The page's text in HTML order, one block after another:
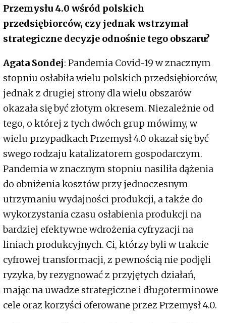
Przemysłu 4.0 wśród polskich
przedsiębiorców, czy jednak wstrzymał
strategiczne decyzje odnośnie tego obszaru?
Agata Sondej: Pandemia Covid-19 w znacznym
stopniu osłabiła wielu polskich przedsiębiorców,
jednak z drugiej strony dla wielu obszarów
okazała się być złotym okresem. Niezależnie od
tego, o której z tych dwóch grup mówimy, w
wielu przypadkach Przemysł 4.0 okazał się być
swego rodzaju katalizatorem gospodarczym.
Pandemia w znacznym stopniu nasiliła dążenia
do obniżenia kosztów przy jednoczesnym
utrzymaniu wydajności produkcji, a także do
wykorzystania czasu osłabienia produkcji na
bardziej efektywne wdrożenia cyfryzacji na
liniach produkcyjnych. Ci, którzy byli w trakcie
cyfrowej transformacji, z pewnością nie podjęli
ryzyka, by rezygnować z przyjętych działań,
mając na uwadze strategiczne i długoterminowe
cele oraz korzyści oferowane przez Przemysł 4.0.